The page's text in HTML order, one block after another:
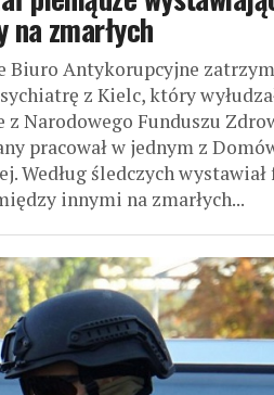
na zmarłych
Biuro Antykorupcyjne
z Kielc, który
z Narodowego Funduszu
pracował w jednym z
Według śledczych wystawiał
innymi na zmarłych...